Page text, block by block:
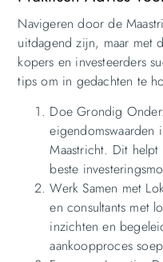
Navigeren door de
uitdagend zijn, maar met
kopers en investeerders
tips om in gedachten te
Doe Grondig
eigendomswaarden
Maastricht. Dit
beste
Werk Samen met
en consultants met
inzichten en
aankoopproces